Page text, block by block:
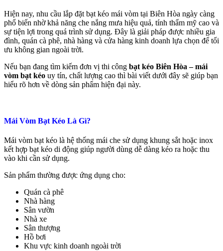
Hiện nay, nhu cầu lắp đặt bạt kéo mái vòm tại Biên Hòa ngày càng
phổ biến nhờ khả năng che nắng mưa hiệu quả, tính thẩm mỹ cao và
sự tiện lợi trong quá trình sử dụng. Đây là giải pháp được nhiều gia
đình, quán cà phê, nhà hàng và cửa hàng kinh doanh lựa chọn để tối
ưu không gian ngoài trời.
Nếu bạn đang tìm kiếm đơn vị thi công bạt kéo Biên Hòa – mái
vòm bạt kéo uy tín, chất lượng cao thì bài viết dưới đây sẽ giúp bạn
hiểu rõ hơn về dòng sản phẩm hiện đại này.
Mái Vòm Bạt Kéo Là Gì?
Mái vòm bạt kéo là hệ thống mái che sử dụng khung sắt hoặc inox
kết hợp bạt kéo di động giúp người dùng dễ dàng kéo ra hoặc thu
vào khi cần sử dụng.
Sản phẩm thường được ứng dụng cho:
Quán cà phê
Nhà hàng
Sân vườn
Nhà xe
Sân thượng
Hồ bơi
Khu vực kinh doanh ngoài trời